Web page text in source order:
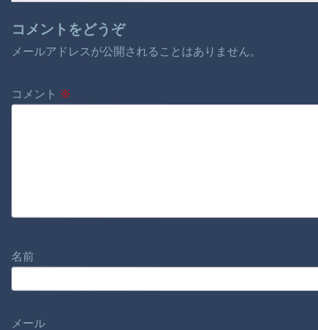
コメントをどうぞ
メールアドレスが公開されることはありません。
コメント ※
名前
メール